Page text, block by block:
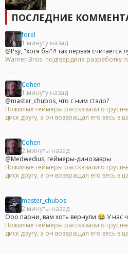
ПОСЛЕДНИЕ
forel
1 минуту назад
@Psy, "хотя бы"?! так первая считается
Warner Bros. подтвердила разработку
Cohen
1 минуту назад
@master_chubos, что с ним стало?
Пожилые геймеры рассказали о
диск другу, а он возвращал его весь в
Cohen
2 минуты назад
@Medwedius, геймеры-динозавры
Пожилые геймеры рассказали о
диск другу, а он возвращал его весь в
master_chubos
2 минуты назад
Ооо парни, вам хоть вернули 😂 У нас
Пожилые геймеры рассказали о
диск другу, а он возвращал его весь в